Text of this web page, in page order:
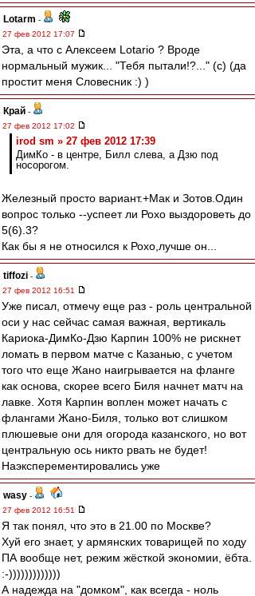
Lotarm -
27 фев 2012 17:07
Эта, а что с Алексеем Lotario ? Вроде
нормальный мужик... "Тебя пытали!?..." (с) (да
простит меня Словесник :) )
Край -
27 фев 2012 17:02
irod sm » 27 фев 2012 17:39
ДимКо - в центре, Билл слева, а Дзю под
носорогом.
Железный просто вариант.+Мак и Зотов.Один
вопрос только --успеет ли Рохо выздороветь до
5(6).3?
Как бы я не относился к Рохо,лучше он...
tiffozi -
27 фев 2012 16:51
Уже писал, отмечу еще раз - роль центральной
оси у нас сейчас самая важная, вертикаль
Кариока-ДимКо-Дзю Карпин 100% не рискнет
ломать в первом матче с Казанью, с учетом
того что еще Жано наигрывается на фланге
как основа, скорее всего Биля начнет матч на
лавке. Хотя Карпин воплен может начать с
флангами Жано-Биля, только вот слишком
плюшевые они для огорода казанского, но вот
центральную ось никто рвать не будет!
Наэксперементировались уже
wasy -
27 фев 2012 16:51
Я так понял, что это в 21.00 по Москве?
Хуй его знает, у армянских товарищей по ходу
ПА вообще нет, режим жёсткой экономии, ёбта.
:-)))))))))))))
А надежда на "домком", как всегда - ноль